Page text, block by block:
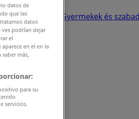
szépség Gyermekek és
datos de
que las
datos
ves podrían dejar
el
en el en la
más,
para su
servicios.